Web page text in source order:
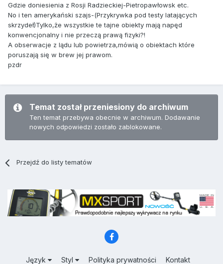
Gdzie doniesienia z Rosji Radzieckiej-Pietropawłowsk etc.
No i ten amerykański szajs-(Przykrywka pod testy latających
skrzydeł)Tylko,że wszystkie te tajne obiekty mają napęd
konwencjonalny i nie przeczą prawą fizyki?!
A obserwacje z lądu lub powietrza,mówią o obiektach które
poruszają się w brew jej prawom.
pzdr
Temat został przeniesiony do archiwum
Ten temat przebywa obecnie w archiwum. Dodawanie
nowych odpowiedzi zostało zablokowane.
Przejdź do listy tematów
Język Styl Polityka prywatności Kontakt